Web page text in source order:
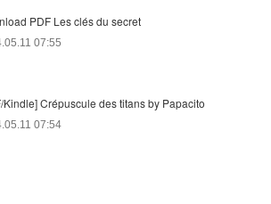
PDF Les clés du secret
07:55
Kindle] Crépuscule des titans by Papacito
07:54